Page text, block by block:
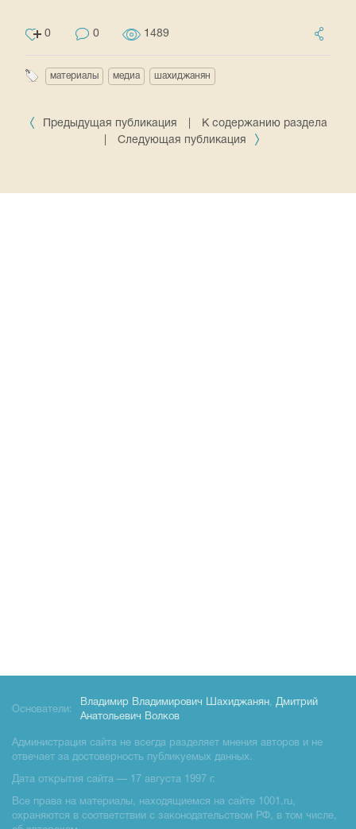
0 0 1489
материалы медиа шахиджанян
Предыдущая публикация
К содержанию раздела
Следующая публикация
Основатели:
Владимир Владимирович Шахиджанян, Дмитрий
Анатольевич Волков
Администрация сайта не всегда разделяет мнения авторов и не
отвечает за достоверность публикуемых данных.
Дата открытия сайта — 17 августа 1997 г.
Все права на материалы, находящиемся на сайте 1001.ru,
охраняются в соответствии с законодательством РФ, в том числе,